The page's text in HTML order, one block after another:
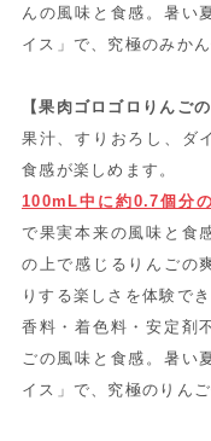
んの風味と食感。暑い
イス」で、究極のみかん
【果肉ゴロゴロりんご
果汁、すりおろし、ダ
食感が楽しめます。
100mL中に約0.7個分
で果実本来の風味と食
の上で感じるりんごの
りする楽しさを体験でき
香料・着色料・安定剤
ごの風味と食感。暑い
イス」で、究極のりんご